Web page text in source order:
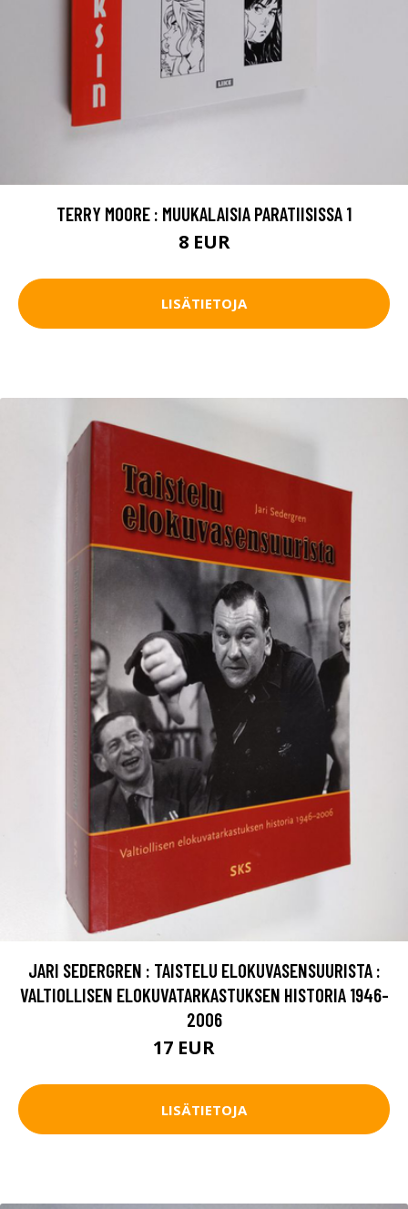
TERRY MOORE : MUUKALAISIA PARATIISISSA 1
8 EUR
LISÄTIETOJA
JARI SEDERGREN : TAISTELU ELOKUVASENSUURISTA :
VALTIOLLISEN ELOKUVATARKASTUKSEN HISTORIA 1946-
2006
17 EUR
LISÄTIETOJA